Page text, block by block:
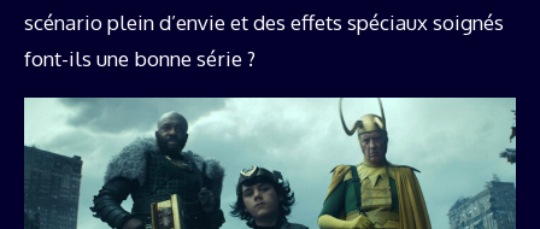
scénario plein d’envie et des effets spéciaux soignés
font-ils une bonne série ?